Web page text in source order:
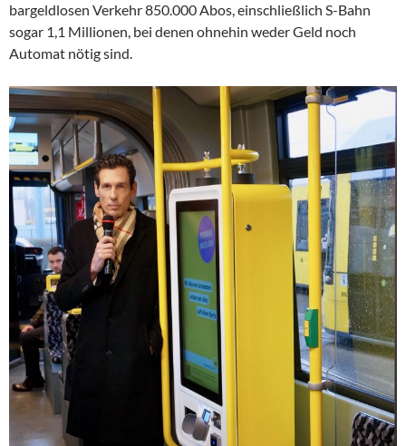
bargeldlosen Verkehr 850.000 Abos, einschließlich S-Bahn
sogar 1,1 Millionen, bei denen ohnehin weder Geld noch
Automat nötig sind.